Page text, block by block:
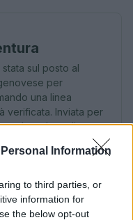
Information
to third parties, or
information for
the below opt-out
sul posto al
per
una linea
verificata. Inviata per
sé un dettaglio